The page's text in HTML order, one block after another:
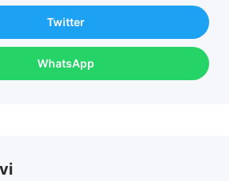
Twitter
WhatsApp